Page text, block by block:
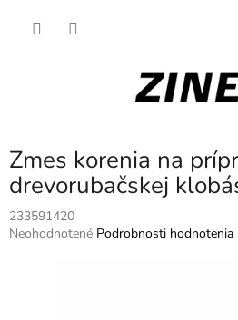
Zmes korenia na
drevorubačskej
233591420
Priemerné
Neohodnotené Podrobnosti hodnotenia